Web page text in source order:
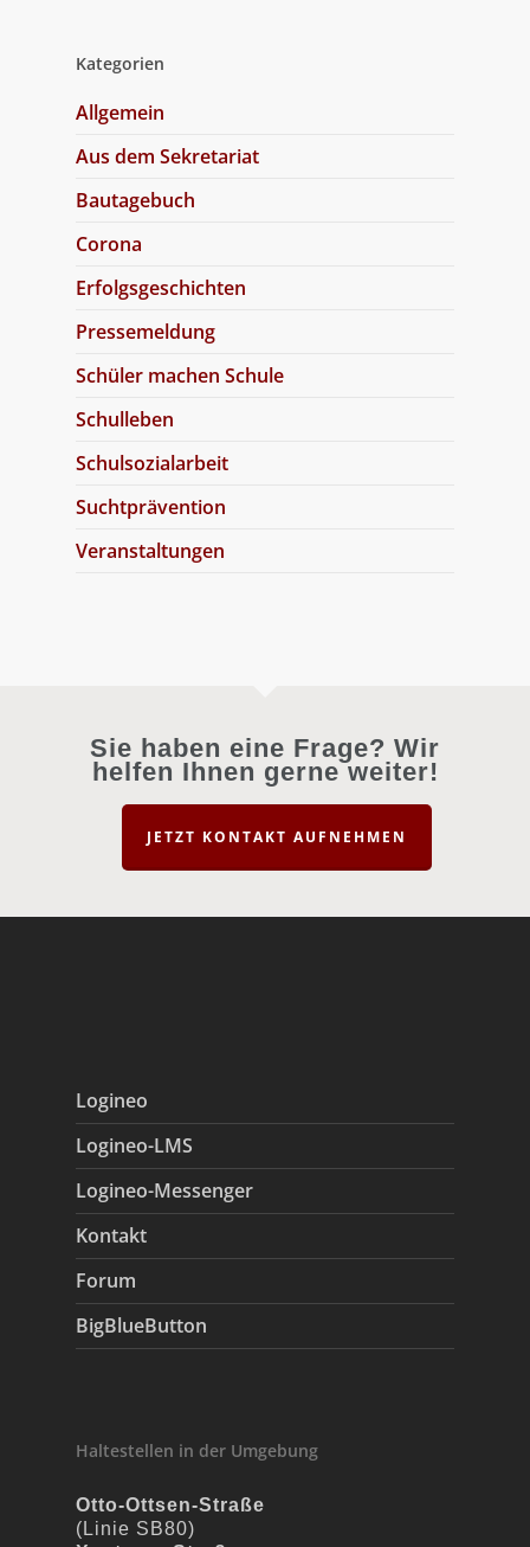
Kategorien
Allgemein
Aus dem Sekretariat
Bautagebuch
Corona
Erfolgsgeschichten
Pressemeldung
Schüler machen Schule
Schulleben
Schulsozialarbeit
Suchtprävention
Veranstaltungen
Sie haben eine Frage? Wir
helfen Ihnen gerne weiter!
JETZT KONTAKT AUFNEHMEN
Logineo
Logineo-LMS
Logineo-Messenger
Kontakt
Forum
BigBlueButton
Haltestellen in der Umgebung
Otto-Ottsen-Straße
(Linie SB80)